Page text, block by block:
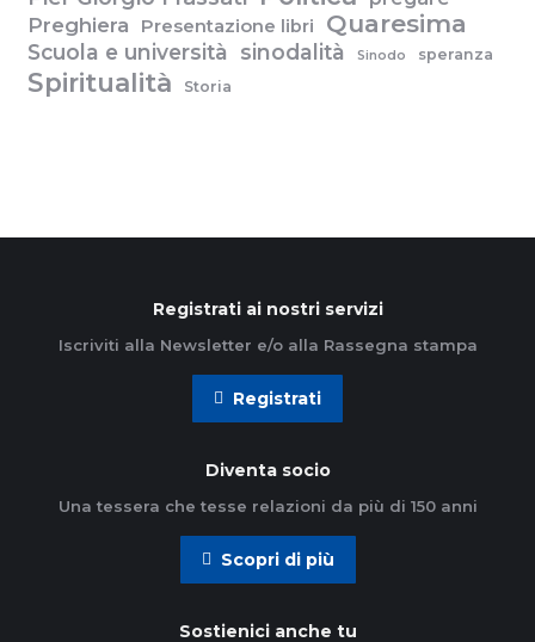
Preghiera
Presentazione libri Quaresima
Scuola e università sinodalità Sinodo speranza
Spiritualità Storia
Registrati ai nostri servizi
Iscriviti alla Newsletter e/o alla Rassegna stampa
Registrati
Diventa socio
Una tessera che tesse relazioni da più di 150 anni
Scopri di più
Sostienici anche tu